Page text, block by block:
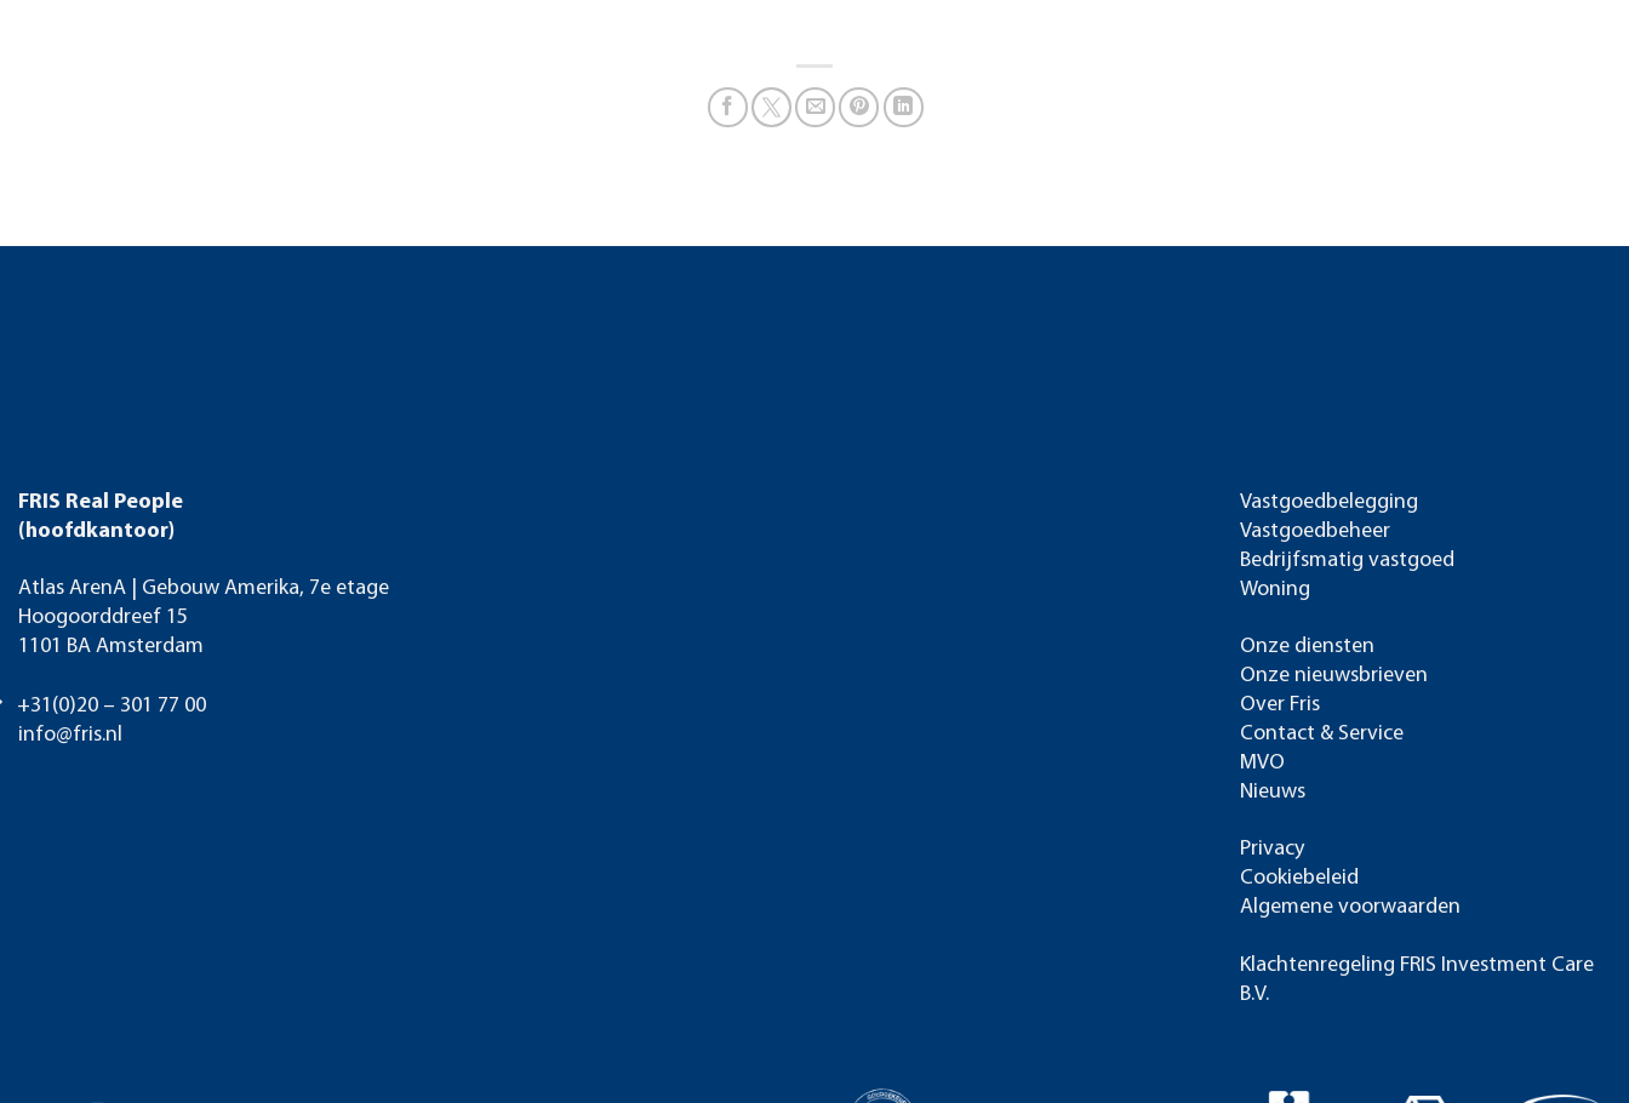
FRIS Real People
(hoofdkantoor)
Atlas ArenA | Gebouw Amerika, 7e etage
Hoogoorddreef 15
1101 BA Amsterdam
+31(0)20 – 301 77 00
info@fris.nl
Vastgoedbelegging
Vastgoedbeheer
Bedrijfsmatig vastgoed
Woning
Onze diensten
Onze nieuwsbrieven
Over Fris
Contact & Service
MVO
Nieuws
Privacy
Cookiebeleid
Algemene voorwaarden
Klachtenregeling FRIS Investment Care
B.V.